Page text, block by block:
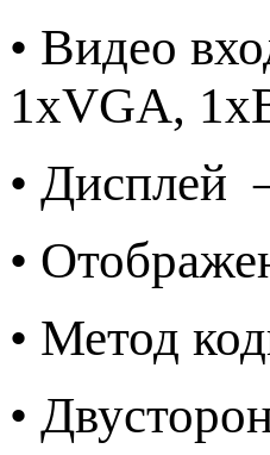
• Видео
1xVGA,
• Дисплей
•
• Метод
•